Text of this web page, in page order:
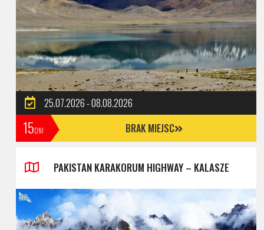
25.07.2026 - 08.08.2026
15DNI BRAK MIEJSC
PAKISTAN KARAKORUM HIGHWAY – KALASZE